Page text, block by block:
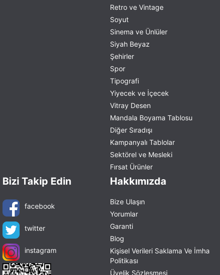
Retro ve Vintage
Soyut
Sinema ve Ünlüler
Siyah Beyaz
Şehirler
Spor
Tipografi
Yiyecek ve İçecek
Vitray Desen
Mandala Boyama Tablosu
Diğer Sıradışı
Kampanyalı Tablolar
Sektörel ve Mesleki
Fırsat Ürünler
Bizi Takip Edin
facebook
twitter
instagram
Hakkımızda
Bize Ulaşın
Yorumlar
Garanti
Blog
Kişisel Verileri Saklama Ve İmha
Politikası
Üyelik Sözleşmesi